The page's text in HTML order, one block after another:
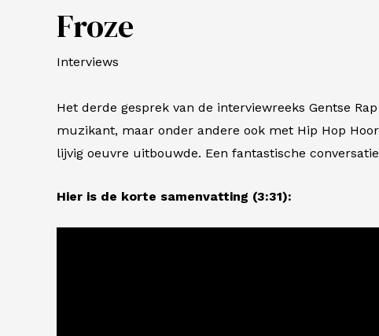
Froze
Interviews
Het derde gesprek van de interviewreeks Gentse
muzikant, maar onder andere ook met Hip Hop
lijvig oeuvre uitbouwde. Een fantastische
Hier is de korte samenvatting (3:31):